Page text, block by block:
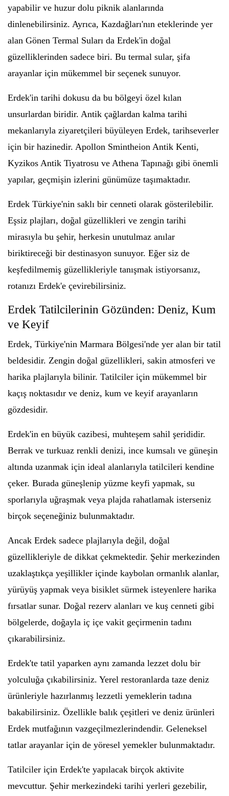
yapabilir ve huzur dolu piknik alanlarında
dinlenebilirsiniz. Ayrıca, Kazdağları'nın eteklerinde yer
alan Gönen Termal Suları da Erdek'in doğal
güzelliklerinden sadece biri. Bu termal sular, şifa
arayanlar için mükemmel bir seçenek sunuyor.
Erdek'in tarihi dokusu da bu bölgeyi özel kılan
unsurlardan biridir. Antik çağlardan kalma tarihi
mekanlarıyla ziyaretçileri büyüleyen Erdek, tarihseverler
için bir hazinedir. Apollon Smintheion Antik Kenti,
Kyzikos Antik Tiyatrosu ve Athena Tapınağı gibi önemli
yapılar, geçmişin izlerini günümüze taşımaktadır.
Erdek Türkiye'nin saklı bir cenneti olarak gösterilebilir.
Eşsiz plajları, doğal güzellikleri ve zengin tarihi
mirasıyla bu şehir, herkesin unutulmaz anılar
biriktireceği bir destinasyon sunuyor. Eğer siz de
keşfedilmemiş güzellikleriyle tanışmak istiyorsanız,
rotanızı Erdek'e çevirebilirsiniz.
Erdek Tatilcilerinin Gözünden: Deniz, Kum
ve Keyif
Erdek, Türkiye'nin Marmara Bölgesi'nde yer alan bir tatil
beldesidir. Zengin doğal güzellikleri, sakin atmosferi ve
harika plajlarıyla bilinir. Tatilciler için mükemmel bir
kaçış noktasıdır ve deniz, kum ve keyif arayanların
gözdesidir.
Erdek'in en büyük cazibesi, muhteşem sahil şerididir.
Berrak ve turkuaz renkli denizi, ince kumsalı ve güneşin
altında uzanmak için ideal alanlarıyla tatilcileri kendine
çeker. Burada güneşlenip yüzme keyfi yapmak, su
sporlarıyla uğraşmak veya plajda rahatlamak isterseniz
birçok seçeneğiniz bulunmaktadır.
Ancak Erdek sadece plajlarıyla değil, doğal
güzellikleriyle de dikkat çekmektedir. Şehir merkezinden
uzaklaştıkça yeşillikler içinde kaybolan ormanlık alanlar,
yürüyüş yapmak veya bisiklet sürmek isteyenlere harika
fırsatlar sunar. Doğal rezerv alanları ve kuş cenneti gibi
bölgelerde, doğayla iç içe vakit geçirmenin tadını
çıkarabilirsiniz.
Erdek'te tatil yaparken aynı zamanda lezzet dolu bir
yolculuğa çıkabilirsiniz. Yerel restoranlarda taze deniz
ürünleriyle hazırlanmış lezzetli yemeklerin tadına
bakabilirsiniz. Özellikle balık çeşitleri ve deniz ürünleri
Erdek mutfağının vazgeçilmezlerindendir. Geleneksel
tatlar arayanlar için de yöresel yemekler bulunmaktadır.
Tatilciler için Erdek'te yapılacak birçok aktivite
mevcuttur. Şehir merkezindeki tarihi yerleri gezebilir,